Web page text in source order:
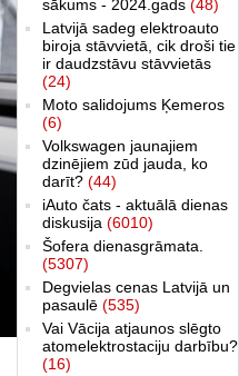
sākums - 2024.gads (48)
Latvijā sadeg elektroauto
biroja stāvvietā, cik droši tie
ir daudzstāvu stāvvietās
(24)
Moto salidojums Ķemeros
(6)
Volkswagen jaunajiem
dzinējiem zūd jauda, ko
darīt? (44)
iAuto čats - aktuālā dienas
diskusija (6010)
Šofera dienasgrāmata.
(5307)
Degvielas cenas Latvijā un
pasaulē (535)
Vai Vācija atjaunos slēgto
atomelektrostaciju darbību?
(16)